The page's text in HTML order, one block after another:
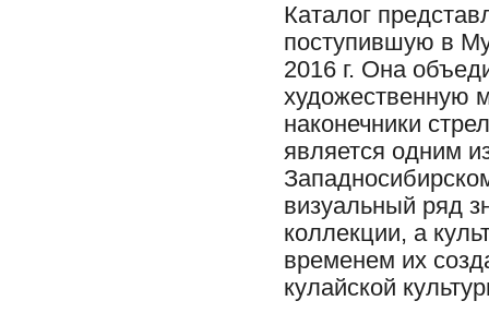
Каталог
поступившую в
2016 г. Она
художественную
наконечники
является одним
визуальный ряд
коллекции, а
временем их
кулайской